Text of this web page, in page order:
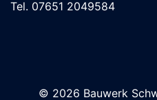
Tel. 07651 2049584
© 2026 Bauwerk